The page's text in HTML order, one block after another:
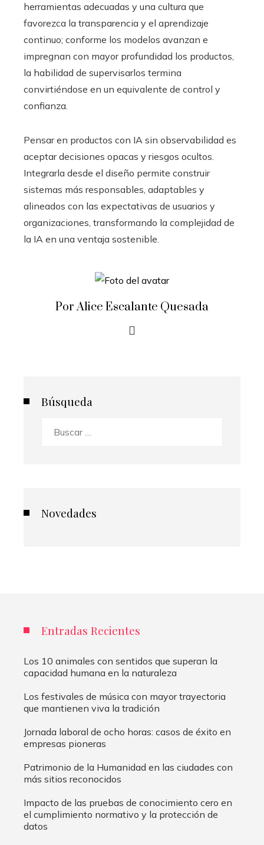
herramientas adecuadas y una cultura que
favorezca la transparencia y el aprendizaje
continuo; conforme los modelos avanzan e
impregnan con mayor profundidad los productos,
la habilidad de supervisarlos termina
convirtiéndose en un equivalente de control y
confianza.
Pensar en productos con IA sin observabilidad es
aceptar decisiones opacas y riesgos ocultos.
Integrarla desde el diseño permite construir
sistemas más responsables, adaptables y
alineados con las expectativas de usuarios y
organizaciones, transformando la complejidad de
la IA en una ventaja sostenible.
Por Alice Escalante Quesada
Búsqueda
Novedades
Entradas Recientes
Los 10 animales con sentidos que superan la
capacidad humana en la naturaleza
Los festivales de música con mayor trayectoria
que mantienen viva la tradición
Jornada laboral de ocho horas: casos de éxito en
empresas pioneras
Patrimonio de la Humanidad en las ciudades con
más sitios reconocidos
Impacto de las pruebas de conocimiento cero en
el cumplimiento normativo y la protección de
datos